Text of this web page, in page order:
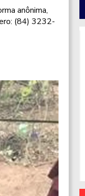
anônima,
(84) 3232-